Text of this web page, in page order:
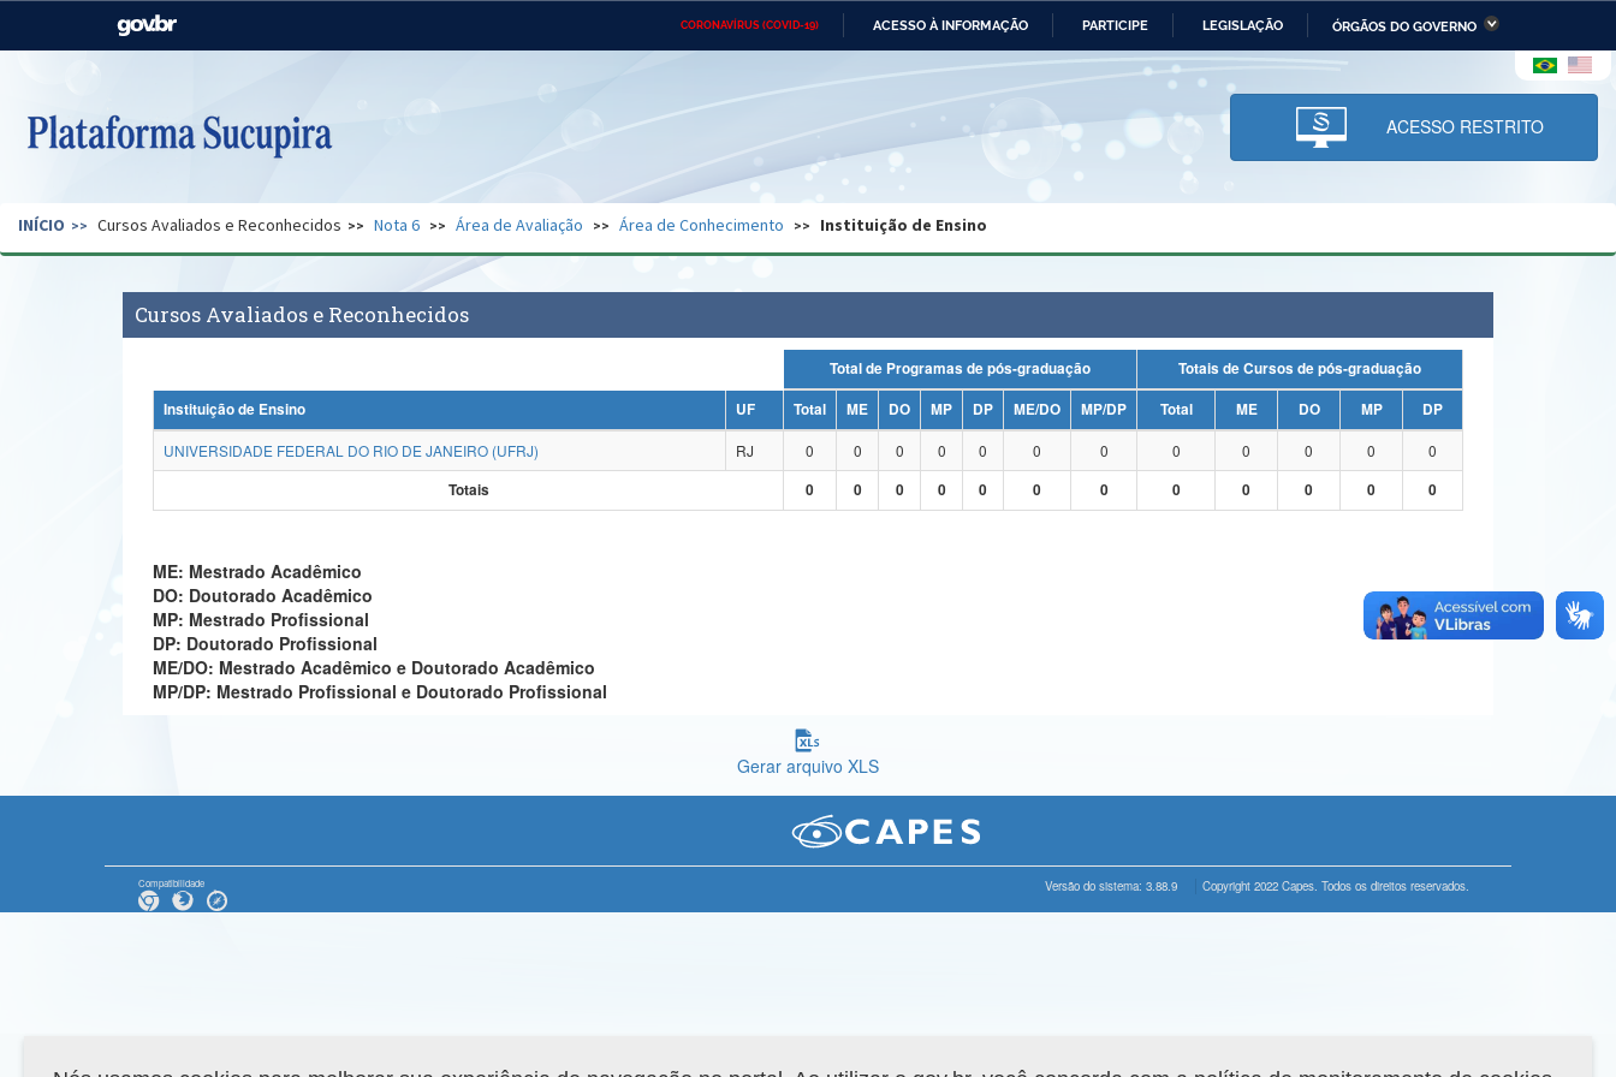
CORONAVÍRUS (COVID-19) ACESSO À INFORMAÇÃO PARTICIPE LEGISLAÇÃO ÓRGÃOS DO GOVERNO
Casa Civil Ministério das Relações Ministério da Economia Ministério da Infraestrutura
Pecuária e Abastecimento
Ministério da Ciência,
Tecnologia, Inovações e
Comunicações
Ministério do Desenvolvimento
Regional e dos Direitos Humanos
Secretaria de Governo Gabinete de Segurança Advocacia-Geral da União Banco Central do Brasil Planalto
ACESSO RESTRITO
INÍCIO Cursos Avaliados e Reconhecidos Nota 6 Área de Avaliação Área de Conhecimento Instituição de Ensino
Cursos Avaliados e Reconhecidos
Total de Programas de pós-graduação
Totais de Cursos de pós-graduação
Instituição de Ensino
UF Total ME DO MP DP ME/DO MP/DP Total ME DO MP
DP
UNIVERSIDADE FEDERAL DO RIO DE JANEIRO (UFRJ)
RJ 0 0 0 0 0 0 0 0 0 0 0
0
Totais
0 0 0 0 0 0 0 0 0 0 0 0
ME: Mestrado Acadêmico
DO: Doutorado Acadêmico
MP: Mestrado Profissional
DP: Doutorado Profissional
ME/DO: Mestrado Acadêmico e Doutorado Acadêmico
MP/DP: Mestrado Profissional e Doutorado Profissional
Gerar arquivo XLS
Compatibilidade Versão do sistema: 3.88.9 Copyright 2022 Capes. Todos os direitos reservados.